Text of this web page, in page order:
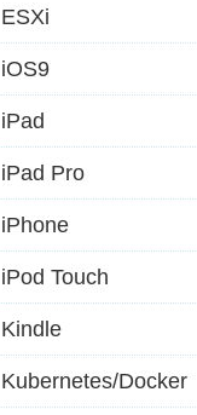
ESXi
iOS9
iPad
iPad Pro
iPhone
iPod Touch
Kindle
Kubernetes/Docker